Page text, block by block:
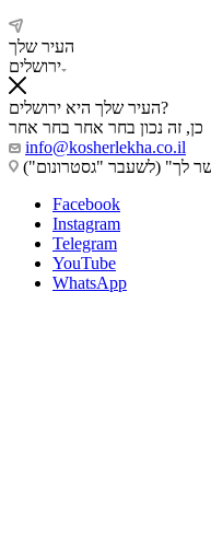
העיר שלך
ירושלים
העיר שלך היא ירושלים?
כן, זה נכון בחר אחר בחר אחר
info@kosherlekha.co.il
Facebook
Instagram
Telegram
YouTube
WhatsApp